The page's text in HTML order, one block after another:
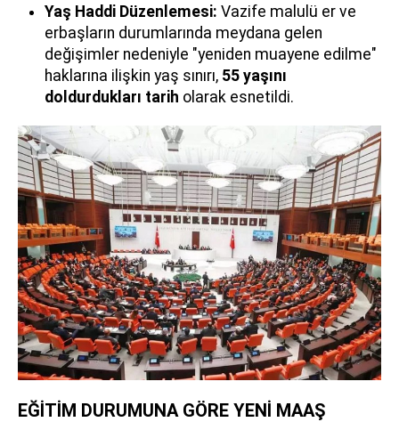
Yaş Haddi Düzenlemesi: Vazife malulü er ve
erbaşların durumlarında meydana gelen
değişimler nedeniyle "yeniden muayene edilme"
haklarına ilişkin yaş sınırı, 55 yaşını
doldurdukları tarih olarak esnetildi.
EĞİTİM DURUMUNA GÖRE YENİ MAAŞ